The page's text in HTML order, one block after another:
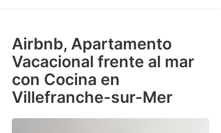
Airbnb, Apartamento
Vacacional frente al mar
con Cocina en
Villefranche-sur-Mer